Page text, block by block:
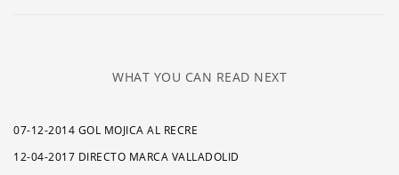
WHAT YOU CAN READ NEXT
07-12-2014 GOL MOJICA AL RECRE
12-04-2017 DIRECTO MARCA VALLADOLID